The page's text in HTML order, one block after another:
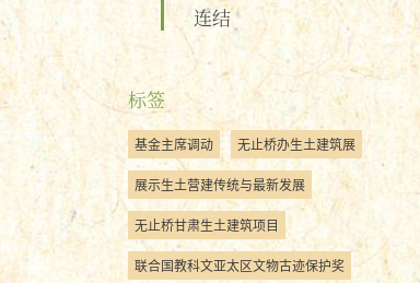
连结
标签
基金主席调动 无止桥办生土建筑展
展示生土营建传统与最新发展
无止桥甘肃生土建筑项目
联合国教科文亚太区文物古迹保护奖